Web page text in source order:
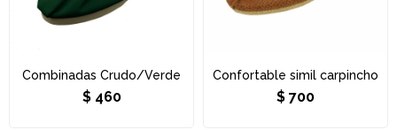
Combinadas Crudo/Verde
$ 460
Confortable simil carpincho
$ 700